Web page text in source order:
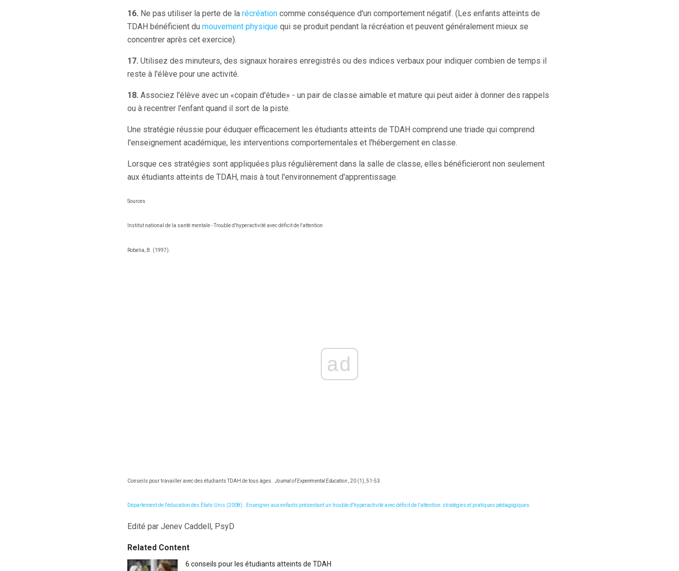
16. Ne pas utiliser la perte de la récréation comme conséquence d'un comportement négatif. (Les enfants atteints de
TDAH bénéficient du mouvement physique qui se produit pendant la récréation et peuvent généralement mieux se
concentrer après cet exercice).
17. Utilisez des minuteurs, des signaux horaires enregistrés ou des indices verbaux pour indiquer combien de temps il
reste à l'élève pour une activité.
18. Associez l'élève avec un «copain d'étude» - un pair de classe aimable et mature qui peut aider à donner des rappels
ou à recentrer l'enfant quand il sort de la piste.
Une stratégie réussie pour éduquer efficacement les étudiants atteints de TDAH comprend une triade qui comprend
l'enseignement académique, les interventions comportementales et l'hébergement en classe.
Lorsque ces stratégies sont appliquées plus régulièrement dans la salle de classe, elles bénéficieront non seulement
aux étudiants atteints de TDAH, mais à tout l'environnement d'apprentissage.
Sources
Institut national de la santé mentale - Trouble d'hyperactivité avec déficit de l'attention
Robelia, B. (1997).
ad
Conseils pour travailler avec des étudiants TDAH de tous âges. Journal of Experimental Education , 20 (1), 51-53.
Département de l'éducation des États-Unis (2008). Enseigner aux enfants présentant un trouble d'hyperactivité avec déficit de l'attention: stratégies et pratiques pédagogiques.
Edité par Jenev Caddell, PsyD
Related Content
6 conseils pour les étudiants atteints de TDAH